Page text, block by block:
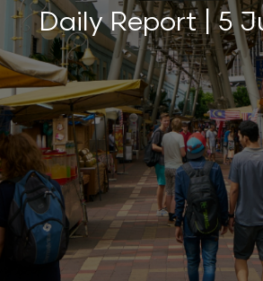
Daily Report | 5